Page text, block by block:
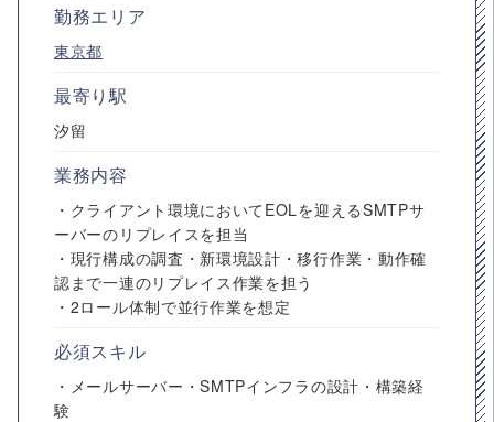
勤務エリア
東京都
最寄り駅
汐留
業務内容
・クライアント環境においてEOLを迎えるSMTPサ
ーバーのリプレイスを担当
・現行構成の調査・新環境設計・移行作業・動作確
認まで一連のリプレイス作業を担う
・2ロール体制で並行作業を想定
必須スキル
・メールサーバー・SMTPインフラの設計・構築経
験